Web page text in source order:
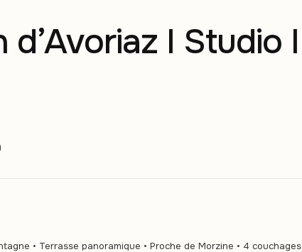
d’Avoriaz I Studio I
• Terrasse panoramique • Proche de Morzine • 4 couchages